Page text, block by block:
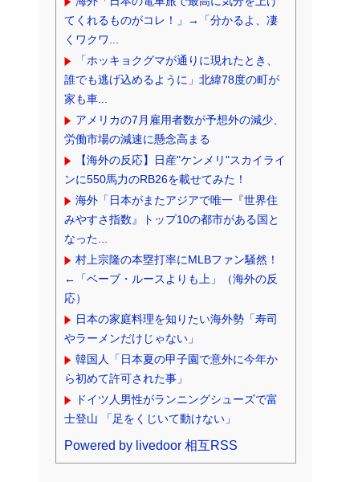
てくれるものがコレ！」→「分かるよ、凄
くワクワ...
「ホッキョクグマが通りに現れたとき、
誰でも逃げ込めるように」北緯78度の町が
家も車...
アメリカの7月雇用者数が予想外の減少、
労働市場の減速に懸念高まる
【海外の反応】日産"ケンメリ"スカイライ
ンに550馬力のRB26を載せてみた！
海外「日本がまたアジアで唯一『世界住
みやすさ指数』トップ10の都市がある国と
なった...
村上宗隆の本塁打率にMLBファン騒然！
←「ベーブ・ルースよりも上」（海外の反
応）
日本の家庭料理を知りたい海外勢「寿司
やラーメンだけじゃない」
韓国人「日本夏の甲子園で意外に今年か
ら初めて許可された事」
ドイツ人男性がランニングシューズで富
士登山 「足をくじいて動けない」
Powered by livedoor 相互RSS